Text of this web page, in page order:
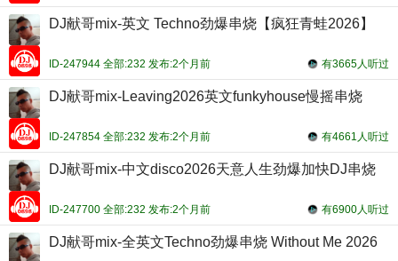
DJ献哥mix-英文 Techno劲爆串烧【疯狂青蛙2026】
有3665人听过
ID-247944 全部:232 发布:2个月前
DJ献哥mix-Leaving2026英文funkyhouse慢摇串烧
有4661人听过
ID-247854 全部:232 发布:2个月前
DJ献哥mix-中文disco2026天意人生劲爆加快DJ串烧
有6900人听过
ID-247700 全部:232 发布:2个月前
DJ献哥mix-全英文Techno劲爆串烧 Without Me 2026